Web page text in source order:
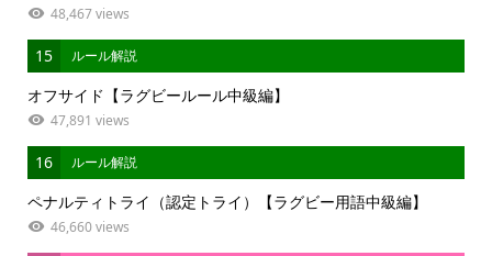
48,467 views
15 ルール解説
オフサイド【ラグビールール中級編】
47,891 views
16 ルール解説
ペナルティトライ（認定トライ）【ラグビー用語中級編】
46,660 views